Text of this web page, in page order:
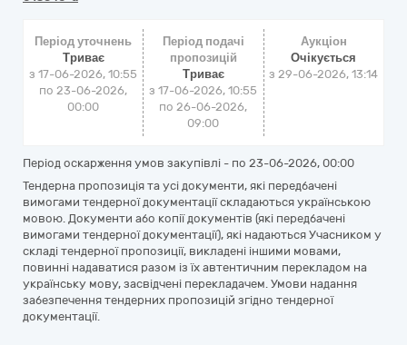
Період уточнень
Триває
з 17-06-2026, 10:55
по 23-06-2026,
00:00
Період подачі
пропозицій
Триває
з 17-06-2026, 10:55
по 26-06-2026,
09:00
Аукціон
Очікується
з29-06-2026, 13:14
Період оскарження умов закупівлі - по 23-06-2026, 00:00
Тендерна пропозиція та усі документи, які передбачені
вимогами тендерної документації складаються українською
мовою. Документи або копії документів (які передбачені
вимогами тендерної документації), які надаються Учасником у
складі тендерної пропозиції, викладені іншими мовами,
повинні надаватися разом із їх автентичним перекладом на
українську мову, засвідчені перекладачем. Умови надання
забезпечення тендерних пропозицій згідно тендерної
документації.